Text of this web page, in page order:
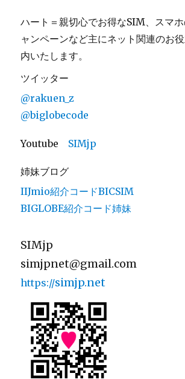
ハート＝親切心でお得なSIM、スマ
ャンペーンなど主にネット関連のお
内いたします。
ツイッター
@rakuen_z
@biglobecode
Youtube SIMjp
姉妹ブログ
IIJmio紹介コードBICSIM
BIGLOBE紹介コード姉妹
SIMjp
simjpnet@gmail.com
https://simjp.net